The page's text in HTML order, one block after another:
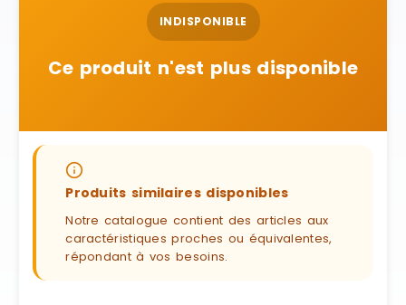
INDISPONIBLE
Ce produit n'est plus disponible
Produits similaires disponibles
Notre catalogue contient des articles aux
caractéristiques proches ou équivalentes,
répondant à vos besoins.